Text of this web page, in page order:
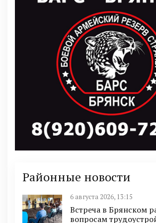
Районные новости
6 августа 2026, 13:15
Встреча в Брянском
вопросам